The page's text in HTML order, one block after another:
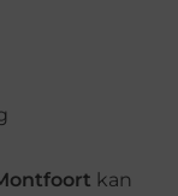
kan